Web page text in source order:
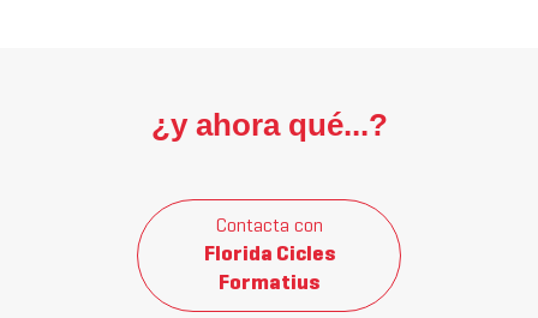
¿y ahora qué...?
Contacta con
Florida Cicles
Formatius